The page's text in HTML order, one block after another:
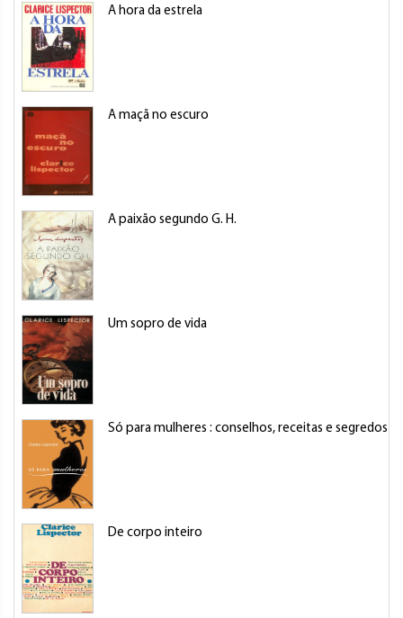
A hora da estrela
A maçã no escuro
A paixão segundo G. H.
Um sopro de vida
Só para mulheres : conselhos, receitas e segredos
De corpo inteiro